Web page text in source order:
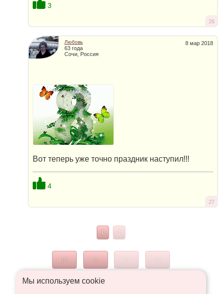
3
26
8 мар 2018
Любовь
63 года
Сочи, Россия
Вот теперь уже точно праздник наступил!!!
4
27
1 2
|< < > >|
Мы используем сookie